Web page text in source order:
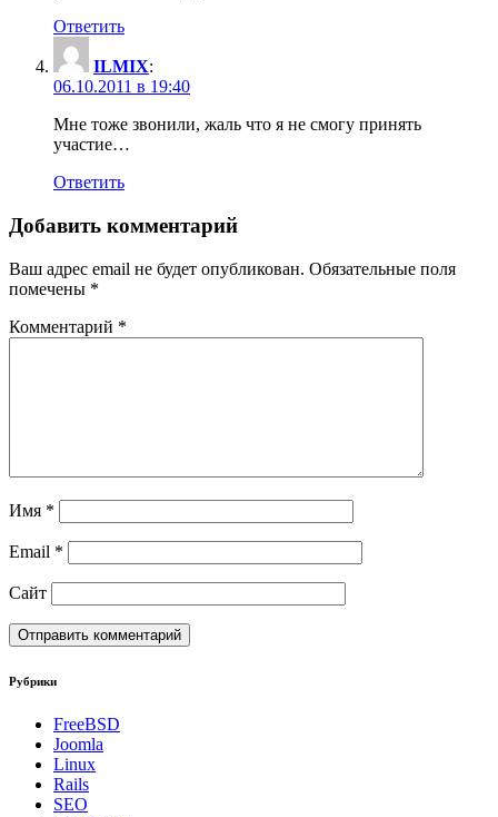
Ответить
ILMIX:
06.10.2011 в 19:40
Мне тоже звонили, жаль что я не смогу принять
участие…
Ответить
Добавить комментарий
Ваш адрес email не будет опубликован. Обязательные поля
помечены *
Комментарий *
Имя *
Email *
Сайт
Рубрики
FreeBSD
Joomla
Linux
Rails
SEO